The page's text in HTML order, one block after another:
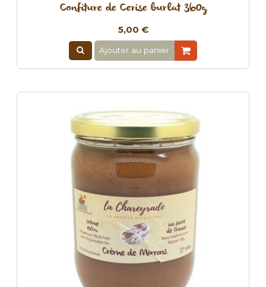
Confiture de Cerise burlat 360g
5,00 €
Ajouter au panier